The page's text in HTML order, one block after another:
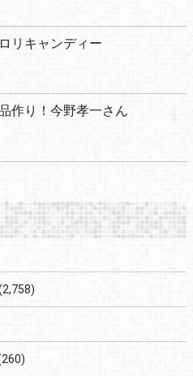
リキャンディー
作り！今野孝一さん